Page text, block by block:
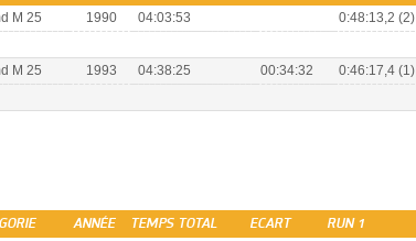
M 25 1990 04:03:53 0:48:13,2 (2)
M 25 1993 04:38:25 00:34:32 0:46:17,4 (1)
ANNÉE TEMPS TOTAL ECART RUN 1